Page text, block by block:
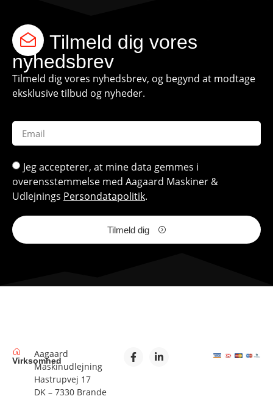
Tilmeld dig vores
nyhedsbrev
Tilmeld dig vores nyhedsbrev, og begynd at modtage
eksklusive tilbud og nyheder.
Jeg accepterer, at mine data gemmes i
overensstemmelse med Aagaard Maskiner &
Udlejnings Persondatapolitik.
Tilmeld dig
Virksomhed
Aagaard
Maskinudlejning
Hastrupvej 17
DK – 7330 Brande